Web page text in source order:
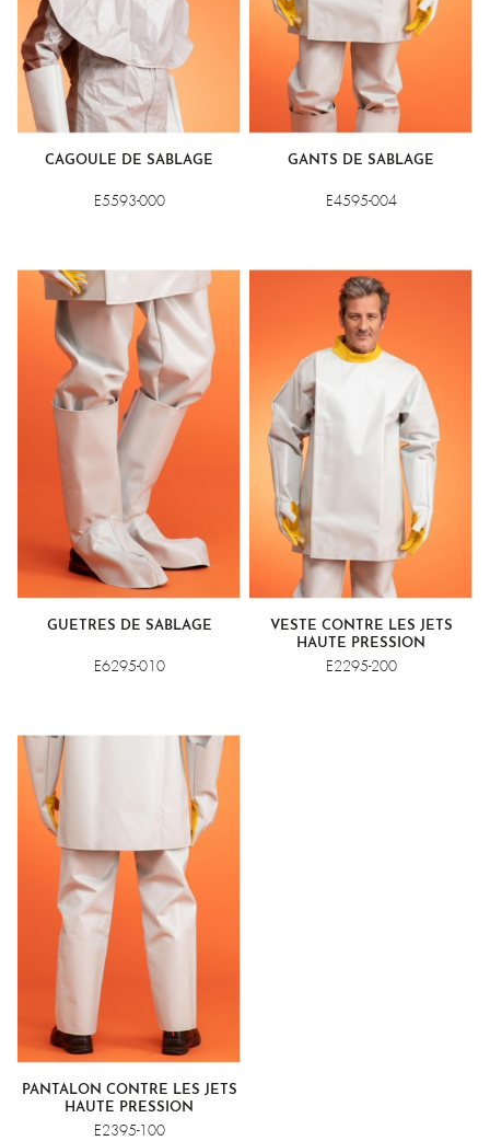
CAGOULE DE SABLAGE
E5593-000
GANTS DE SABLAGE
E4595-004
GUÊTRES DE SABLAGE
E6295-010
VESTE CONTRE LES JETS
HAUTE PRESSION
E2295-200
PANTALON CONTRE LES JETS
HAUTE PRESSION
E2395-100